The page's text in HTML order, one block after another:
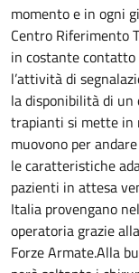
momento e in ogni
Centro Riferimento
in costante
l’attività di
la disponibilità di un
trapianti si mette in
muovono per
le caratteristiche
pazienti in attesa
Italia provengano
operatoria grazie
Forze Armate.Alla